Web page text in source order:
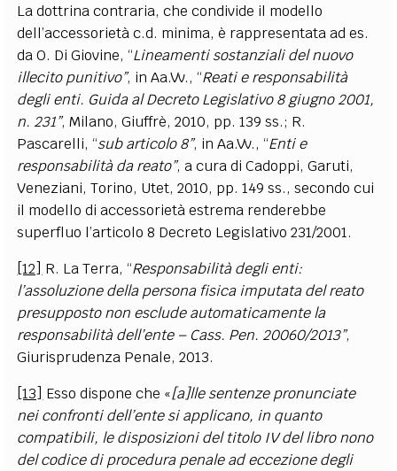
La dottrina contraria, che condivide il modello
dell’accessorietà c.d. minima, è rappresentata ad es.
da O. Di Giovine, “Lineamenti sostanziali del nuovo
illecito punitivo”, inAa.Vv., “Reati e responsabilità
degli enti. Guida al Decreto Legislativo 8 giugno 2001,
n. 231”, Milano, Giuffrè, 2010, pp.139 ss.; R.
Pascarelli, “sub articolo 8”, inAa.Vv., “Enti e
responsabilità da reato”, a cura di Cadoppi, Garuti,
Veneziani, Torino, Utet, 2010, pp. 149 ss., secondo cui
il modello di accessorietà estrema renderebbe
superfluo l’articolo 8 Decreto Legislativo 231/2001.
[12] R. La Terra, “Responsabilità degli enti:
l’assoluzione della persona fisica imputata del reato
presupposto non esclude automaticamente la
responsabilità dell’ente – Cass. Pen. 20060/2013”,
Giurisprudenza Penale, 2013.
[13] Esso dispone che «[a]lle sentenze pronunciate
nei confronti dell’ente si applicano, in quanto
compatibili, le disposizioni del titolo IV del libro nono
del codice di procedura penale ad eccezione degli